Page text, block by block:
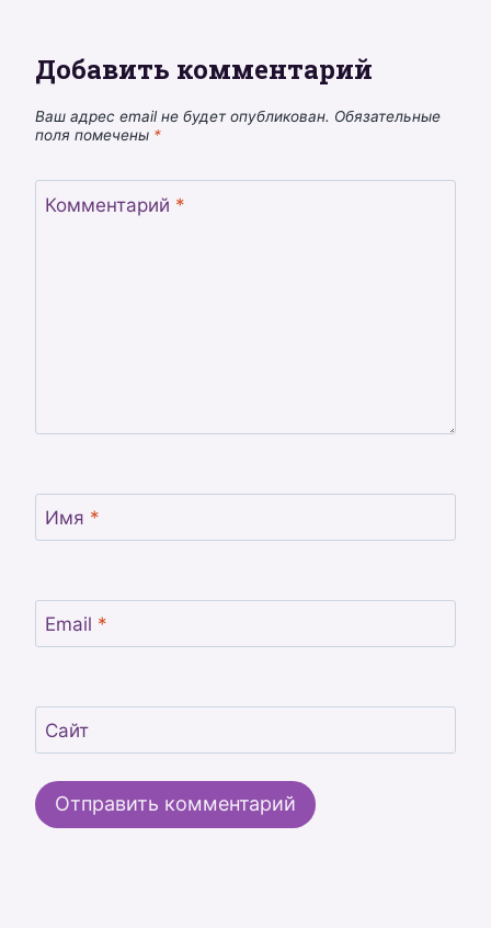
Добавить комментарий
Ваш адрес email не будет опубликован. Обязательные
поля помечены *
Комментарий *
Имя *
Email *
Сайт